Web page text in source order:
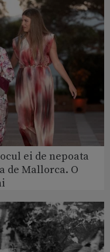
ei de nepoata
de Mallorca. O